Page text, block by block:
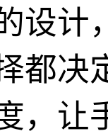
设计
都决
，让